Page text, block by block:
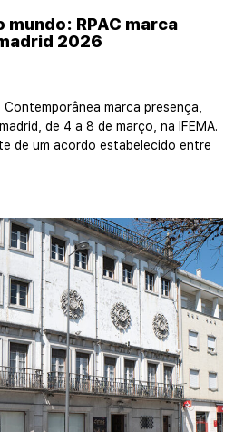
RPAC marca
2026
marca presença,
de 4 a 8 de março, na IFEMA.
de um acordo estabelecido entre